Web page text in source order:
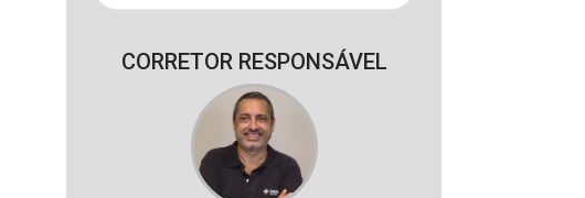
CORRETOR RESPONSÁVEL